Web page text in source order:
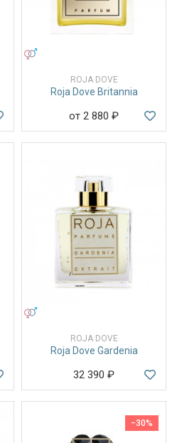
ROJA DOVE
Roja Dove Britannia
от 2 880 ₽
ROJA DOVE
Roja Dove Gardenia
32 390 ₽
−30%